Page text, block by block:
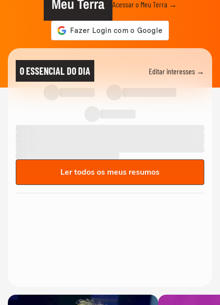
Acessar o Meu Terra →
O ESSENCIAL DO DIA Editar interesses →
Ler todos os meus resumos